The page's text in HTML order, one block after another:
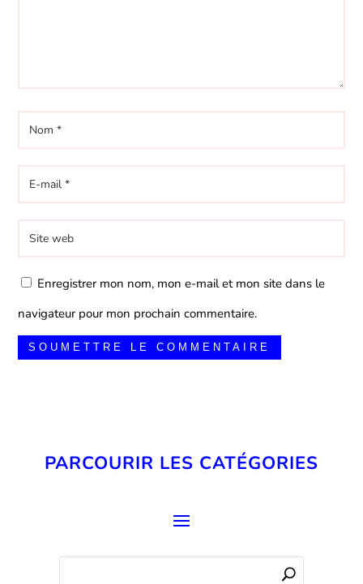
Enregistrer mon nom, mon e-mail et mon site dans le
navigateur pour mon prochain commentaire.
SOUMETTRE LE COMMENTAIRE
PARCOURIR LES CATÉGORIES